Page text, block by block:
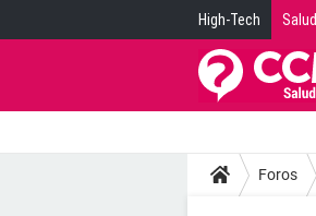
High-Tech Salud
Foros